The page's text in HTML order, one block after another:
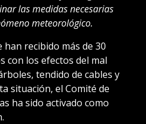
las medidas necesarias
meteorológico.
recibido más de 30
con los efectos del mal
tendido de cables y
situación, el Comité de
ha sido activado como